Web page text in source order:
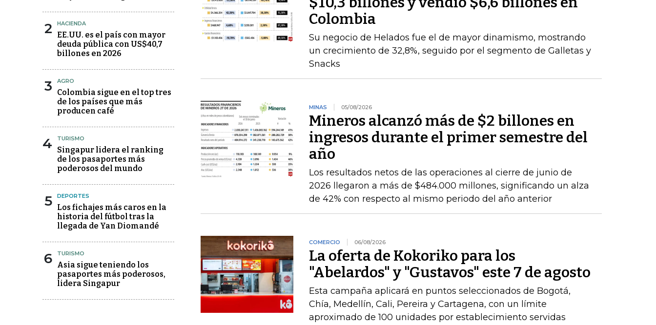
2 HACIENDA
EE.UU. es el país con mayor
deuda pública con US$40,7
billones en 2026
3 AGRO
Colombia sigue en el top tres
de los países que más
producen café
4 TURISMO
Singapur lidera el ranking
de los pasaportes más
poderosos del mundo
5 DEPORTES
Los fichajes más caros en la
historia del fútbol tras la
llegada de Yan Diomandé
6 TURISMO
Asia sigue teniendo los
pasaportes más poderosos,
lidera Singapur
Colombia
Su negocio de Helados fue el de mayor dinamismo, mostrando
un crecimiento de 32,8%, seguido por el segmento de Galletas y
Snacks
MINAS 05/08/2026
Mineros alcanzó más de $2 billones en
ingresos durante el primer semestre del
año
Los resultados netos de las operaciones al cierre de junio de
2026 llegaron a más de $484.000 millones, significando un alza
de 42% con respecto al mismo periodo del año anterior
COMERCIO 06/08/2026
La oferta de Kokoriko para los
"Abelardos" y "Gustavos" este 7 de agosto
Esta campaña aplicará en puntos seleccionados de Bogotá,
Chía, Medellín, Cali, Pereira y Cartagena, con un límite
aproximado de 100 unidades por establecimiento servidas